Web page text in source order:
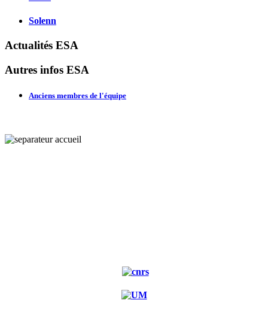
Solenn
Actualités ESA
Autres infos ESA
Anciens membres de l'équipe